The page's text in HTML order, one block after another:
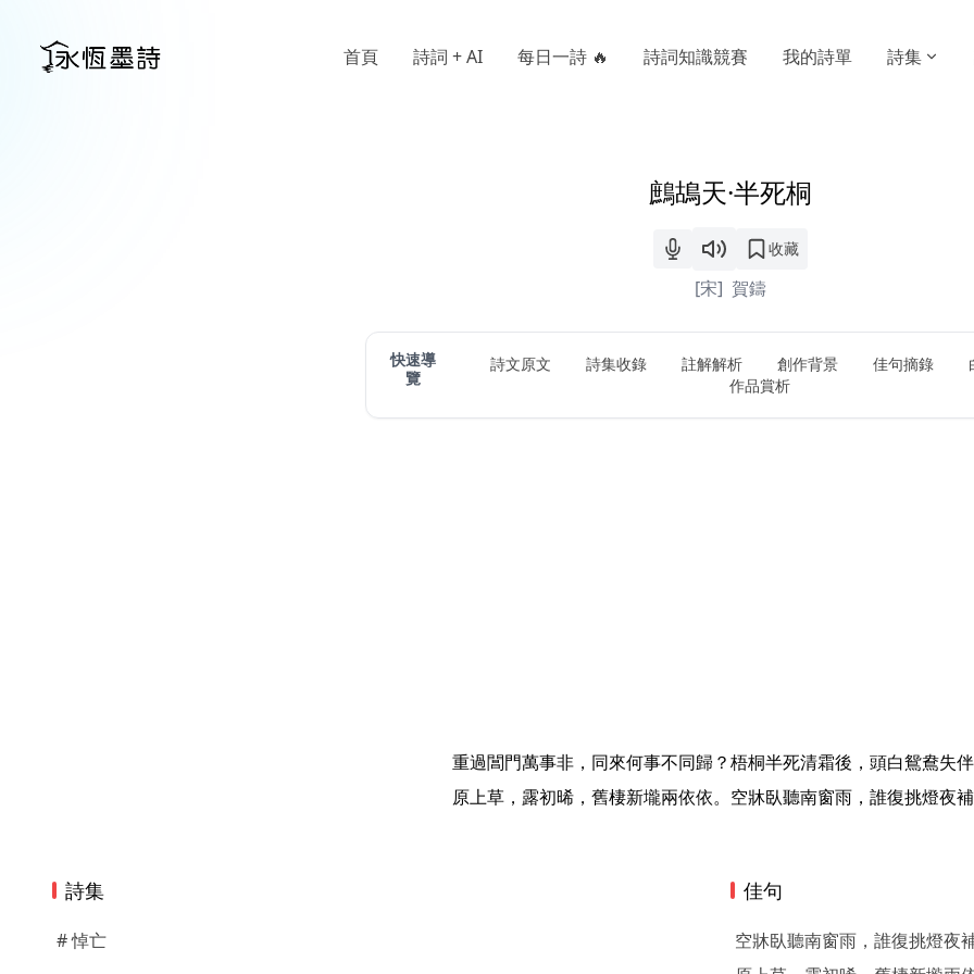
首頁 詩詞 + AI 每日一詩 🔥 詩詞知識競賽 我的詩單 詩集
鷓鴣天·半死桐
收藏
[宋] 賀鑄
快速導
覽
詩文原文 詩集收錄 註解解析 創作背景 佳句摘錄
作品賞析
重過閶門萬事非，同來何事不同歸？梧桐半死清霜後，頭白鴛鴦失伴
原上草，露初晞，舊棲新壠兩依依。空牀臥聽南窗雨，誰復挑燈夜補
詩集
# 悼亡
佳句
空牀臥聽南窗雨，誰復挑燈夜